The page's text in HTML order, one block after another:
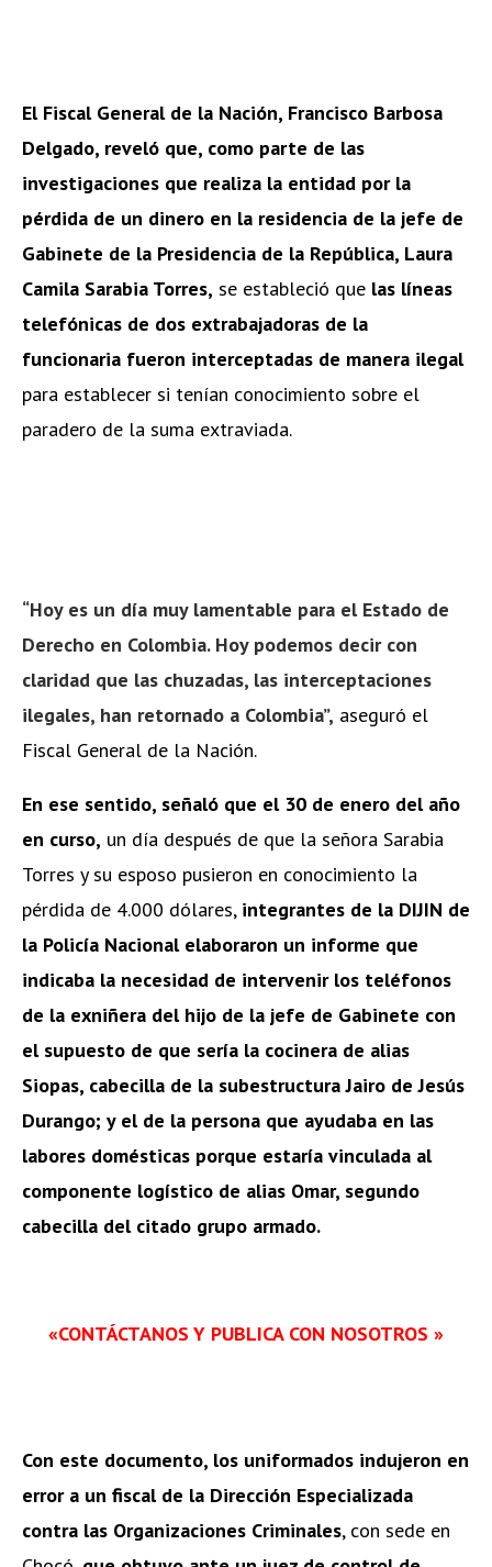
El Fiscal General de la Nación, Francisco Barbosa
Delgado, reveló que, como parte de las
investigaciones que realiza la entidad por la
pérdida de un dinero en la residencia de la jefe de
Gabinete de la Presidencia de la República, Laura
Camila Sarabia Torres, se estableció que las líneas
telefónicas de dos extrabajadoras de la
funcionaria fueron interceptadas de manera ilegal
para establecer si tenían conocimiento sobre el
paradero de la suma extraviada.
“Hoy es un día muy lamentable para el Estado de
Derecho en Colombia. Hoy podemos decir con
claridad que las chuzadas, las interceptaciones
ilegales, han retornado a Colombia”, aseguró el
Fiscal General de la Nación.
En ese sentido, señaló que el 30 de enero del año
en curso, un día después de que la señora Sarabia
Torres y su esposo pusieron en conocimiento la
pérdida de 4.000 dólares, integrantes de la DIJIN de
la Policía Nacional elaboraron un informe que
indicaba la necesidad de intervenir los teléfonos
de la exniñera del hijo de la jefe de Gabinete con
el supuesto de que sería la cocinera de alias
Siopas, cabecilla de la subestructura Jairo de Jesús
Durango; y el de la persona que ayudaba en las
labores domésticas porque estaría vinculada al
componente logístico de alias Omar, segundo
cabecilla del citado grupo armado.
«CONTÁCTANOS Y PUBLICA CON NOSOTROS »
Con este documento, los uniformados indujeron en
error a un fiscal de la Dirección Especializada
contra las Organizaciones Criminales, con sede en